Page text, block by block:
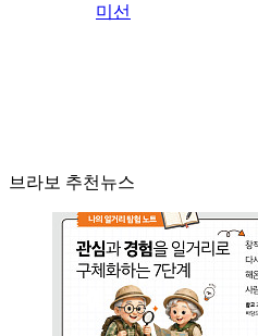
미선
브라보 추천뉴스